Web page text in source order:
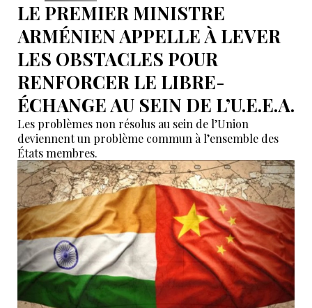
LE PREMIER MINISTRE
ARMÉNIEN APPELLE À LEVER
LES OBSTACLES POUR
RENFORCER LE LIBRE-
ÉCHANGE AU SEIN DE L’U.E.E.A.
Les problèmes non résolus au sein de l’Union
deviennent un problème commun à l’ensemble des
États membres.